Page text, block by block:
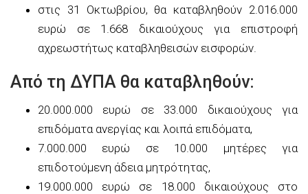
στις 31 Οκτωβρίου, θα καταβληθούν 2.016.000
ευρώ σε 1.668 δικαιούχους για επιστροφή
αχρεωστήτως καταβληθεισών εισφορών.
Από τη ΔΥΠΑ θα καταβληθούν:
20.000.000 ευρώ σε 33.000 δικαιούχους για
επιδόματα ανεργίας και λοιπά επιδόματα,
7.000.000 ευρώ σε 10.000 μητέρες για
επιδοτούμενη άδεια μητρότητας,
19.000.000 ευρώ σε 18.000 δικαιούχους στο